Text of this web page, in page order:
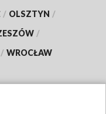
/ OLSZTYN /
/
/ WROCŁAW